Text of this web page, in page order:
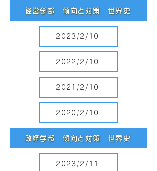
経営学部 傾向と対策 世界史
2023/2/10
2022/2/10
2021/2/10
2020/2/10
政経学部 傾向と対策 世界史
2023/2/11